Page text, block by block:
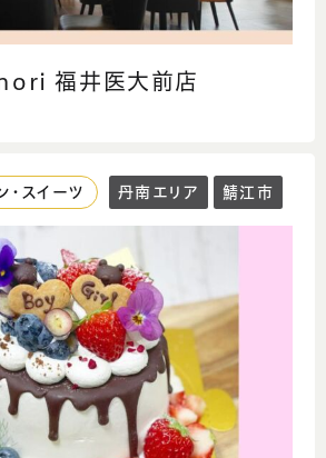
福井医大前店
・スイーツ 丹南エリア 鯖江市